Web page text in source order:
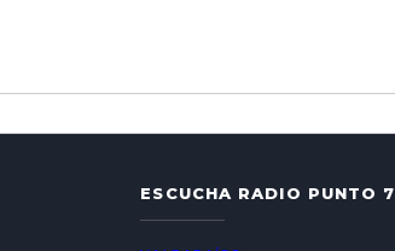
ESCUCHA RADIO PUNTO 7